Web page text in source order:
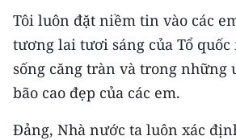
Media Môi trường
Ảnh
Tôi luôn đặt niềm tin vào các
tương lai tươi sáng của Tổ
sống căng tràn và trong những
bão cao đẹp của các em.
Đảng, Nhà nước ta luôn xác